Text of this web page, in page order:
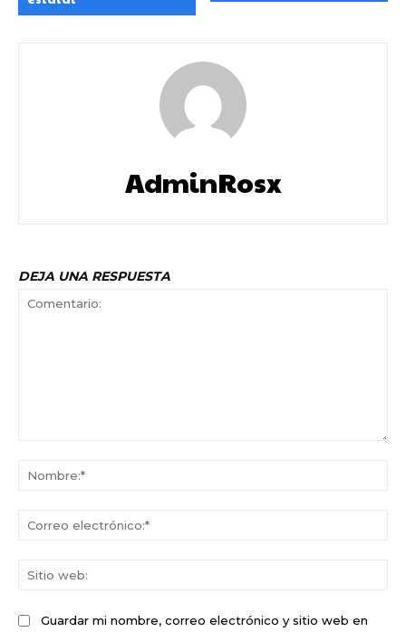
AdminRosx
DEJA UNA RESPUESTA
Guardar mi nombre, correo electrónico y sitio web en